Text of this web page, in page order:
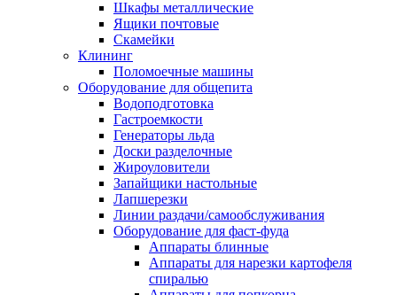
Шкафы металлические
Ящики почтовые
Скамейки
Клининг
Поломоечные машины
Оборудование для общепита
Водоподготовка
Гастроемкости
Генераторы льда
Доски разделочные
Жироуловители
Запайщики настольные
Лапшерезки
Линии раздачи/самообслуживания
Оборудование для фаст-фуда
Аппараты блинные
Аппараты для нарезки картофеля
спиралью